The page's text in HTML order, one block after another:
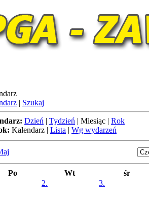
| Szukaj
Dzień | Tydzień | Miesiąc | Rok
Kalendarz | Lista | Wg wydarzeń
Po Wt śr
2. 3.